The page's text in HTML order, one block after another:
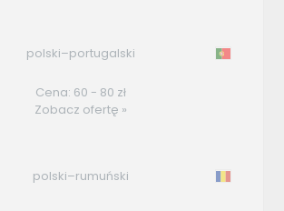
polski–portugalski
Cena: 60 - 80 zł
Zobacz ofertę »
polski–rumuński